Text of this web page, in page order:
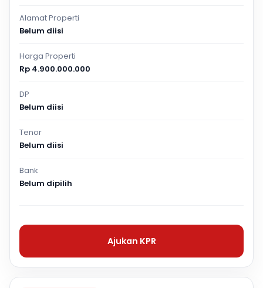
Alamat Properti
Belum diisi
Harga Properti
Rp 4.900.000.000
DP
Belum diisi
Tenor
Belum diisi
Bank
Belum dipilih
Ajukan KPR